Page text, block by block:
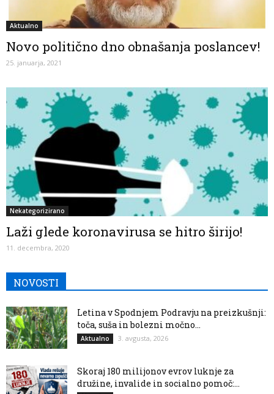
Aktualno
Novo politično dno obnašanja poslancev!
25. januarja, 2021
Nekategorizirano
Laži glede koronavirusa se hitro širijo!
11. decembra, 2020
NOVOSTI
Letina v Spodnjem Podravju na preizkušnji:
toča, suša in bolezni močno...
Aktualno 3. avgusta, 2026
Skoraj 180 milijonov evrov luknje za
družine, invalide in socialno pomoč:...